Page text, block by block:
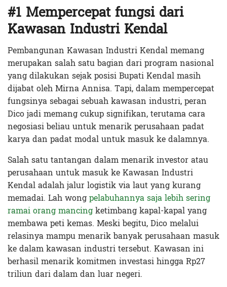
#1 Mempercepat fungsi dari
Kawasan Industri Kendal
Pembangunan Kawasan Industri Kendal memang
merupakan salah satu bagian dari program nasional
yang dilakukan sejak posisi Bupati Kendal masih
dijabat oleh Mirna Annisa. Tapi, dalam mempercepat
fungsinya sebagai sebuah kawasan industri, peran
Dico jadi memang cukup signifikan, terutama cara
negosiasi beliau untuk menarik perusahaan padat
karya dan padat modal untuk masuk ke dalamnya.
Salah satu tantangan dalam menarik investor atau
perusahaan untuk masuk ke Kawasan Industri
Kendal adalah jalur logistik via laut yang kurang
memadai. Lah wongpelabuhannya saja lebih sering
ramai orang mancingketimbang kapal-kapal yang
membawa peti kemas. Meski begitu, Dico melalui
relasinya mampu menarik banyak perusahaan masuk
ke dalam kawasan industri tersebut. Kawasan ini
berhasil menarik komitmen investasi hingga Rp27
triliun dari dalam dan luar negeri.